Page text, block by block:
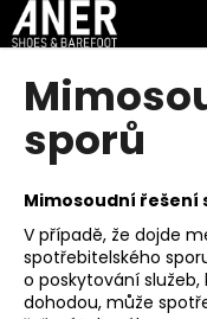
Přejít
na
obsah
sporů
Mimosoudní řešení
V případě, že dojde
spotřebitelského
o poskytování
dohodou, může
K
o
C
o
p
o
t
ř